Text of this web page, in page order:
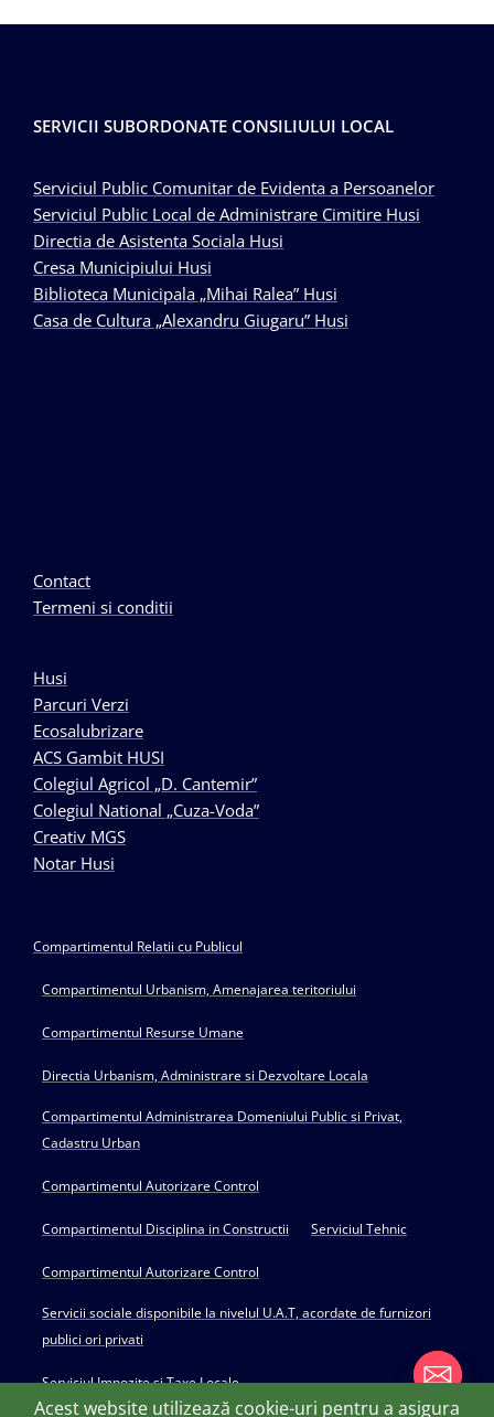
SERVICII SUBORDONATE CONSILIULUI LOCAL
Serviciul Public Comunitar de Evidenta a Persoanelor
Serviciul Public Local de Administrare Cimitire Husi
Directia de Asistenta Sociala Husi
Cresa Municipiului Husi
Biblioteca Municipala „Mihai Ralea” Husi
Casa de Cultura „Alexandru Giugaru” Husi
Contact
Termeni si conditii
Husi
Parcuri Verzi
Ecosalubrizare
ACS Gambit HUSI
Colegiul Agricol „D. Cantemir”
Colegiul National „Cuza-Voda”
Creativ MGS
Notar Husi
Compartimentul Relatii cu Publicul
Compartimentul Urbanism, Amenajarea teritoriului
Compartimentul Resurse Umane
Directia Urbanism, Administrare si Dezvoltare Locala
Compartimentul Administrarea Domeniului Public si Privat,
Cadastru Urban
Compartimentul Autorizare Control
Compartimentul Disciplina in Constructii Serviciul Tehnic
Compartimentul Autorizare Control
Servicii sociale disponibile la nivelul U.A.T, acordate de furnizori
publici ori privati
Serviciul Impozite si Taxe Locale
Acest website utilizează cookie-uri pentru a asigura